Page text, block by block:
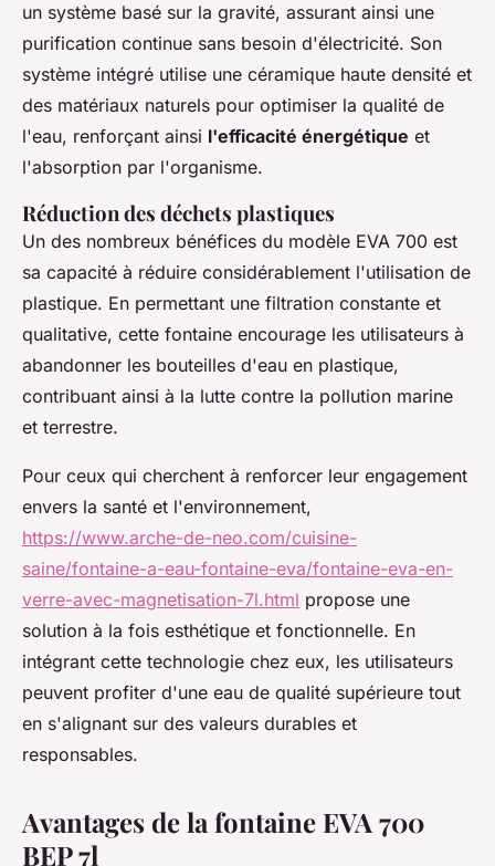
un système basé sur la gravité, assurant ainsi une
purification continue sans besoin d'électricité. Son
système intégré utilise une céramique haute densité et
des matériaux naturels pour optimiser la qualité de
l'eau, renforçant ainsi l'efficacité énergétique et
l'absorption par l'organisme.
Réduction des déchets plastiques
Un des nombreux bénéfices du modèle EVA 700 est
sa capacité à réduire considérablement l'utilisation de
plastique. En permettant une filtration constante et
qualitative, cette fontaine encourage les utilisateurs à
abandonner les bouteilles d'eau en plastique,
contribuant ainsi à la lutte contre la pollution marine
et terrestre.
Pour ceux qui cherchent à renforcer leur engagement
envers la santé et l'environnement,
https://www.arche-de-neo.com/cuisine-
saine/fontaine-a-eau-fontaine-eva/fontaine-eva-en-
verre-avec-magnetisation-7l.html propose une
solution à la fois esthétique et fonctionnelle. En
intégrant cette technologie chez eux, les utilisateurs
peuvent profiter d'une eau de qualité supérieure tout
en s'alignant sur des valeurs durables et
responsables.
Avantages de la fontaine EVA 700
BEP 7l